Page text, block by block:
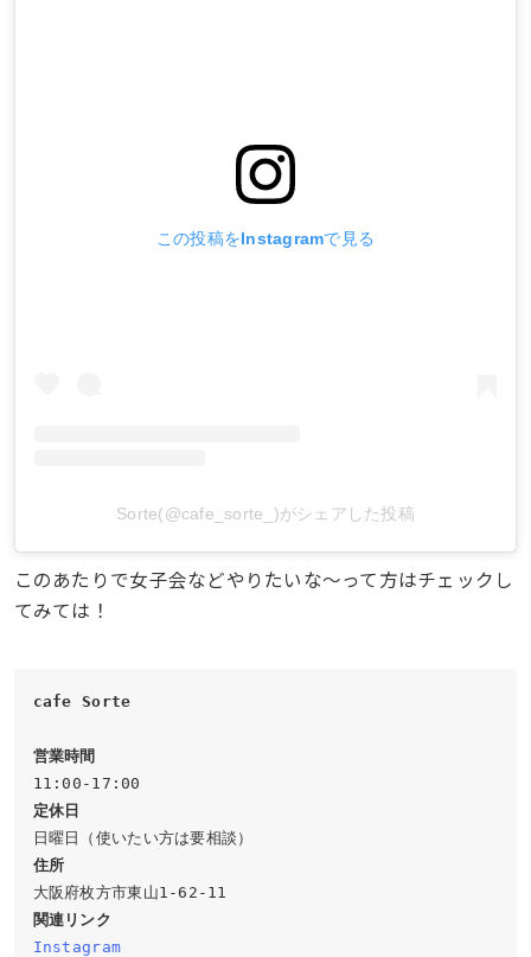
この投稿をInstagramで見る
Sorte(@cafe_sorte_)がシェアした投稿
このあたりで女子会などやりたいな〜って方はチェックし
てみては！
cafe Sorte
営業時間
定休日
住所
関連リンク
Instagram